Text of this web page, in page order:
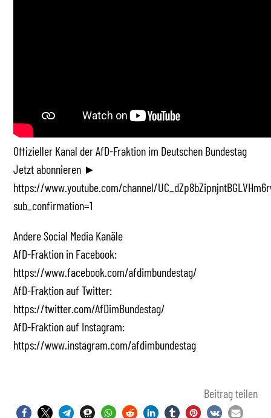
Offizieller Kanal der AfD-Fraktion im Deutschen Bundestag
Jetzt abonnieren ►
https://www.youtube.com/channel/
sub_confirmation=1
Andere Social Media Kanäle
AfD-Fraktion in Facebook:
https://www.facebook.com/afdimbundestag/
AfD-Fraktion auf Twitter:
https://twitter.com/AfDimBundestag/
AfD-Fraktion auf Instagram:
https://www.instagram.com/afdimbundestag
Beitrag teilen